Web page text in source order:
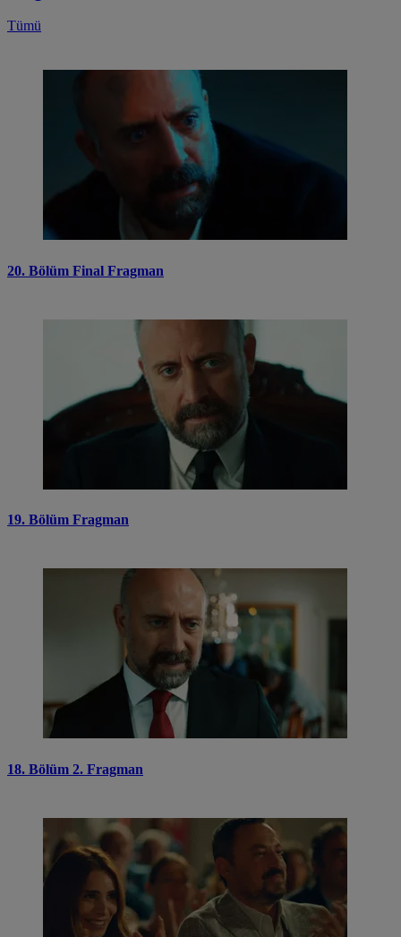
Tümü
20. Bölüm Final Fragman
19. Bölüm Fragman
18. Bölüm 2. Fragman